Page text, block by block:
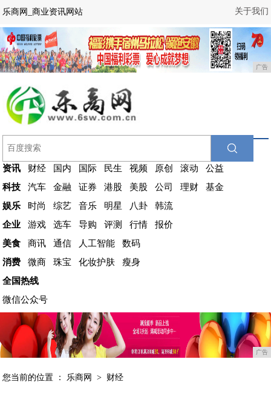
关于我们
乐商网_商业资讯网站
广告
资讯 财经 国内 国际 民生 视频 原创 滚动
公益
科技
汽车 金融 证券 港股 美股 公司 理财
基金
娱乐
时尚 综艺 音乐 明星 八卦
韩流
企业
游戏 选车 导购 评测 行情
报价
美食
商讯 通信 人工智能
数码
消费
微商 珠宝 化妆护肤
瘦身
全国热线
微信公众号
广告
您当前的位置 ： 乐商网 > 财经